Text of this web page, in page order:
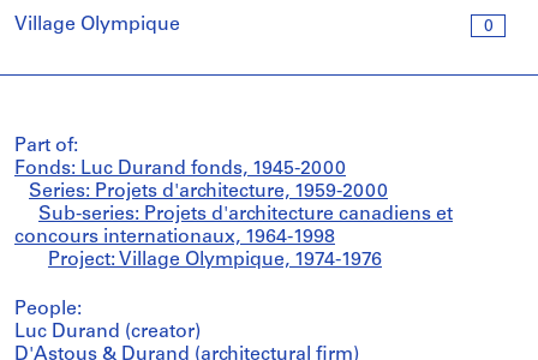
0
Village Olympique
Part of:
Fonds: Luc Durand fonds, 1945-2000
Series: Projets d'architecture, 1959-2000
Sub-series: Projets d'architecture canadiens et
concours internationaux, 1964-1998
Project: Village Olympique, 1974-1976
People:
Luc Durand (creator)
D'Astous & Durand (architectural firm)